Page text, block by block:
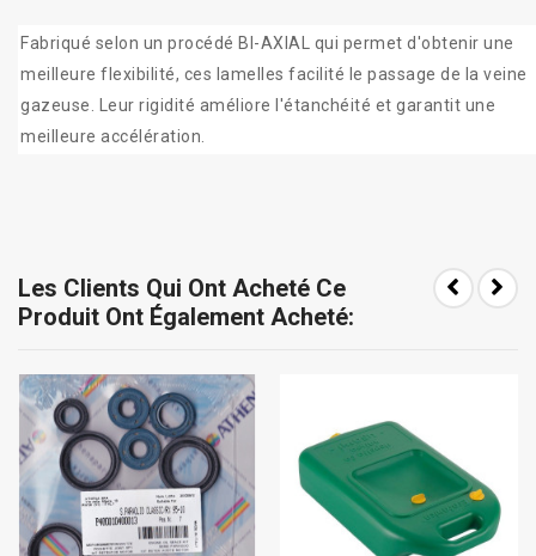
Fabriqué selon un procédé BI-AXIAL qui permet d'obtenir une
meilleure flexibilité, ces lamelles facilité le passage de la veine
gazeuse. Leur rigidité améliore l'étanchéité et garantit une
meilleure accélération.
Les Clients Qui Ont Acheté Ce
Produit Ont Également Acheté: